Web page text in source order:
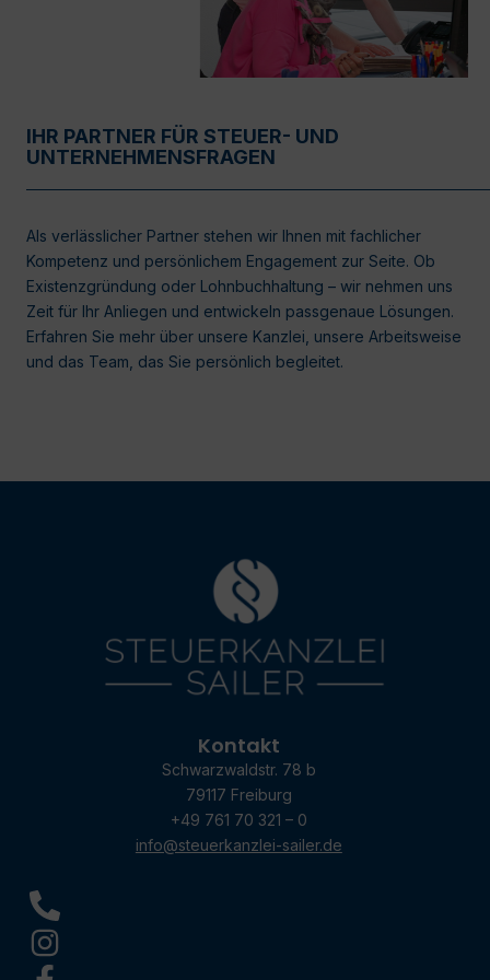
IHR PARTNER FÜR STEUER- UND
UNTERNEHMENSFRAGEN
Als verlässlicher Partner stehen wir Ihnen mit fachlicher
Kompetenz und persönlichem Engagement zur Seite. Ob
Existenzgründung oder Lohnbuchhaltung – wir nehmen uns
Zeit für Ihr Anliegen und entwickeln passgenaue Lösungen.
Erfahren Sie mehr über unsere Kanzlei, unsere Arbeitsweise
und das Team, das Sie persönlich begleitet.
Kontakt
Schwarzwaldstr. 78 b
79117 Freiburg
+49 761 70 321 – 0
info@steuerkanzlei-sailer.de